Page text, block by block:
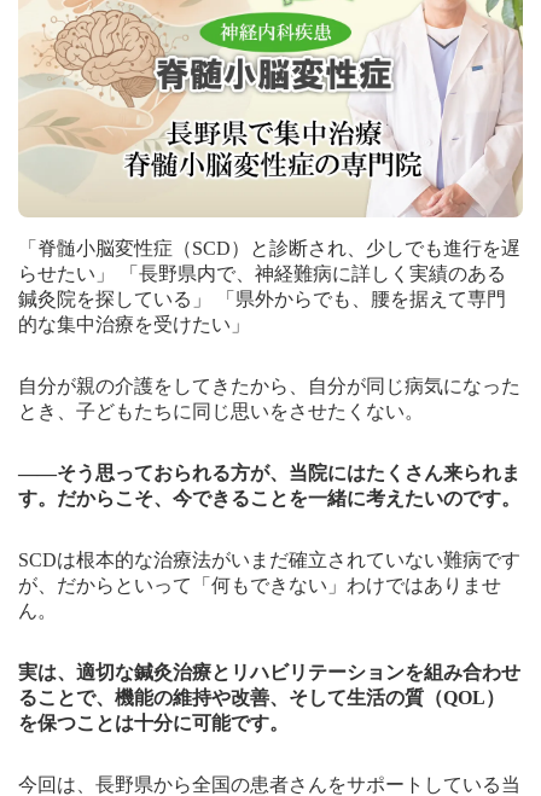
「脊髄小脳変性症（SCD）と診断され、少しでも進行を遅
らせたい」 「長野県内で、神経難病に詳しく実績のある
鍼灸院を探している」 「県外からでも、腰を据えて専門
的な集中治療を受けたい」
自分が親の介護をしてきたから、自分が同じ病気になった
とき、子どもたちに同じ思いをさせたくない。
——そう思っておられる方が、当院にはたくさん来られま
す。だからこそ、今できることを一緒に考えたいのです。
SCDは根本的な治療法がいまだ確立されていない難病です
が、だからといって「何もできない」わけではありませ
ん。
実は、適切な鍼灸治療とリハビリテーションを組み合わせ
ることで、機能の維持や改善、そして生活の質（QOL）
を保つことは十分に可能です。
今回は、長野県から全国の患者さんをサポートしている当